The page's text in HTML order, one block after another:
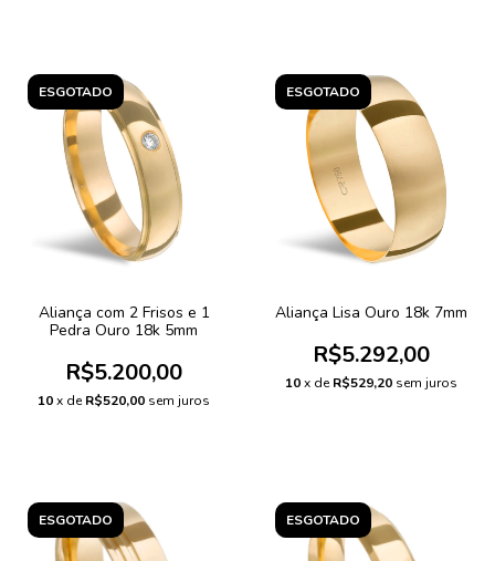
ESGOTADO
Aliança com 2 Frisos e 1
Pedra Ouro 18k 5mm
R$5.200,00
10x deR$520,00 sem juros
ESGOTADO
Aliança Lisa Ouro 18k 7mm
R$5.292,00
10x deR$529,20 sem juros
ESGOTADO ESGOTADO